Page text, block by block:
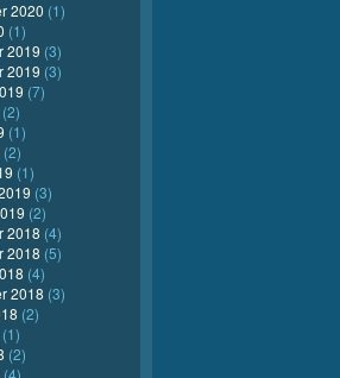
2020 (1)
(1)
2019 (3)
2019 (3)
(7)
(2)
(1)
(2)
(1)
(3)
(2)
2018 (4)
2018 (5)
(4)
2018 (3)
(2)
(1)
(2)
(4)